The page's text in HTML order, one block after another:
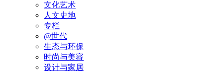
文化艺术
人文史地
专栏
@世代
生态与环保
时尚与美容
设计与家居